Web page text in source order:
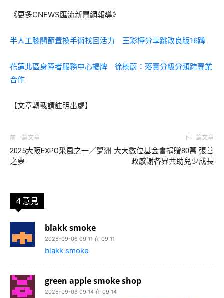
《更多CNEWS匯流新聞網報導》
半人工膝關節置換手術找回活力 王彩樺分享跳改良版16蹲
花蓮北區身障者服務中心揭牌 徐榛蔚：落實分級分類跨專業
合作
【文章轉載請註明出處】
前一篇文章
2025大阪EXPO采風之一／夢洲
之夢
下一篇文章
大大數位基金會捐贈80萬 張善
政感謝各界共助兒少成長
4 意見
blakk smoke
2025-09-06 09:11 在 09:11
blakk smoke
green apple smoke shop
2025-09-06 09:14 在 09:14